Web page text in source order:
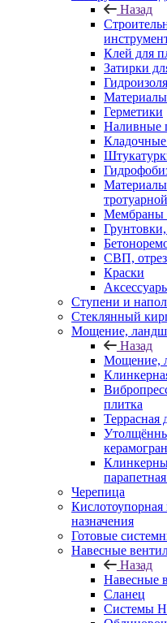
Назад
Клей для
Затирки
Материалы
Герметики
Наливные
Мембраны
СВП,
Краски
Ступени и
Cтеклянный
Мощение,
Назад
Мощение,
плитка
Террасная
Черепица
назначения
Готовые
Навесные
Назад
Навесные
Сланец
Системы